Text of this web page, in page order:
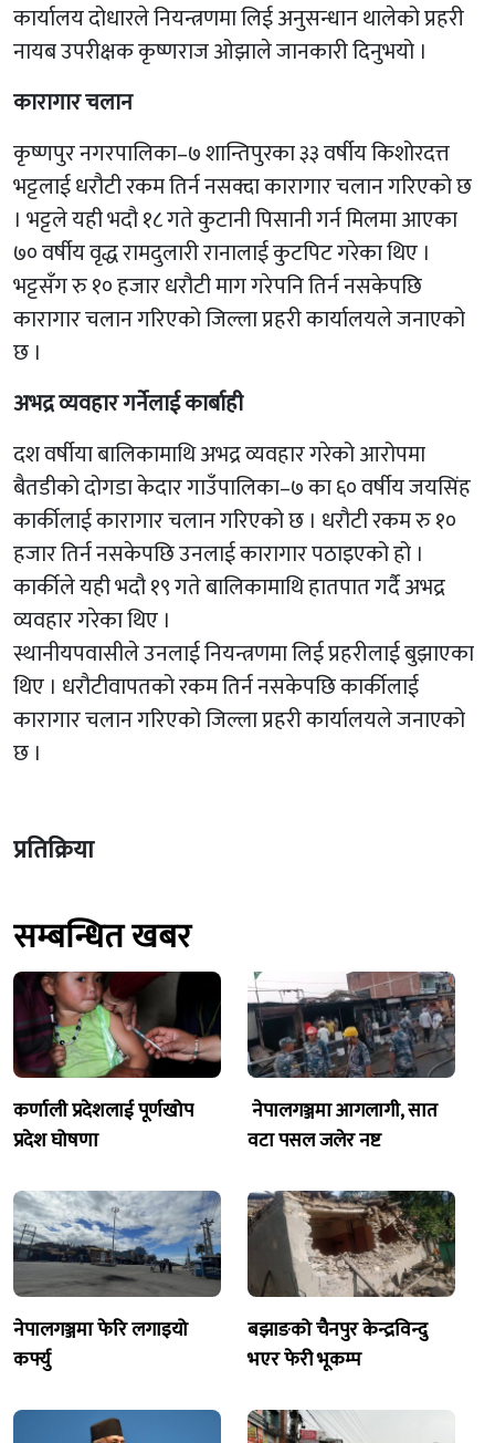
कार्यालय दोधारले नियन्त्रणमा लिई अनुसन्धान थालेको प्रहरी
नायब उपरीक्षक कृष्णराज ओझाले जानकारी दिनुभयो ।
कारागार चलान
कृष्णपुर नगरपालिका–७ शान्तिपुरका ३३ वर्षीय किशोरदत्त
भट्टलाई धरौटी रकम तिर्न नसक्दा कारागार चलान गरिएको छ
। भट्टले यही भदौ १८ गते कुटानी पिसानी गर्न मिलमा आएका
७० वर्षीय वृद्ध रामदुलारी रानालाई कुटपिट गरेका थिए ।
भट्टसँग रु १० हजार धरौटी माग गरेपनि तिर्न नसकेपछि
कारागार चलान गरिएको जिल्ला प्रहरी कार्यालयले जनाएको
छ ।
अभद्र व्यवहार गर्नेलाई कार्बाही
दश वर्षीया बालिकामाथि अभद्र व्यवहार गरेको आरोपमा
बैतडीको दोगडा केदार गाउँपालिका–७ का ६० वर्षीय जयसिंह
कार्कीलाई कारागार चलान गरिएको छ । धरौटी रकम रु १०
हजार तिर्न नसकेपछि उनलाई कारागार पठाइएको हो ।
कार्कीले यही भदौ १९ गते बालिकामाथि हातपात गर्दै अभद्र
व्यवहार गरेका थिए ।
स्थानीयपवासीले उनलाई नियन्त्रणमा लिई प्रहरीलाई बुझाएका
थिए । धरौटीवापतको रकम तिर्न नसकेपछि कार्कीलाई
कारागार चलान गरिएको जिल्ला प्रहरी कार्यालयले जनाएको
छ ।
प्रतिक्रिया
सम्बन्धित खबर
कर्णाली प्रदेशलाई पूर्णखोप
प्रदेश घोषणा
नेपालगञ्जमा आगलागी, सात
वटा पसल जलेर नष्ट
नेपालगञ्जमा फेरि लगाइयो
कर्फ्यु
बझाङको चैनपुर केन्द्रविन्दु
भएर फेरी भूकम्प